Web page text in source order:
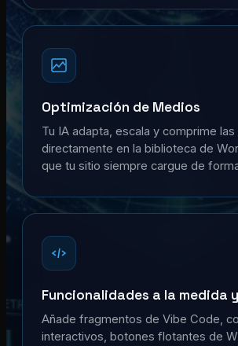
Optimización de Medios
Tu IA adapta, escala y comprime
directamente en la biblioteca de
que tu sitio siempre cargue de
Funcionalidades a la medida
Añade fragmentos de Vibe Code,
interactivos, botones flotantes de